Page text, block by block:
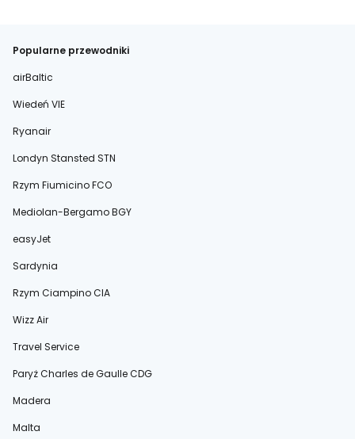
Popularne przewodniki
airBaltic
Wiedeń VIE
Ryanair
Londyn Stansted STN
Rzym Fiumicino FCO
Mediolan-Bergamo BGY
easyJet
Sardynia
Rzym Ciampino CIA
Wizz Air
Travel Service
Paryż Charles de Gaulle CDG
Madera
Malta